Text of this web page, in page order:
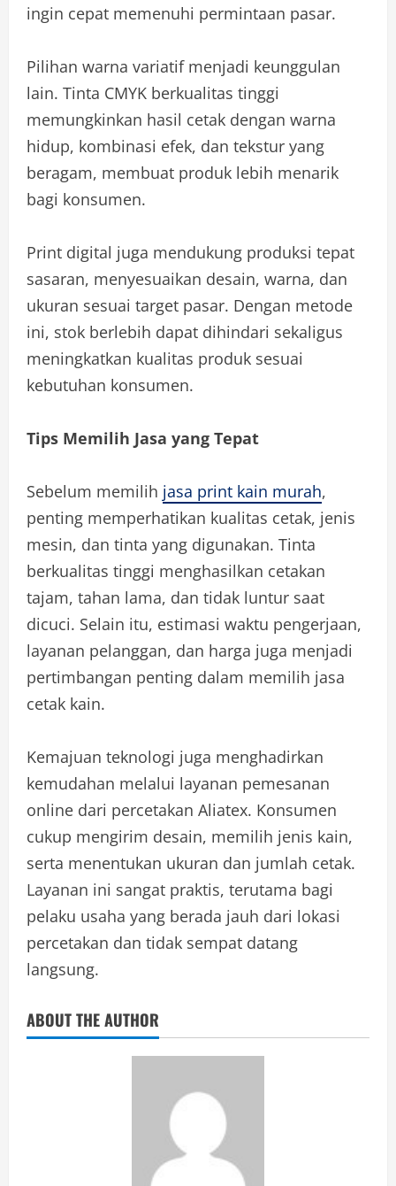
ingin cepat memenuhi permintaan pasar.
Pilihan warna variatif menjadi keunggulan
lain. Tinta CMYK berkualitas tinggi
memungkinkan hasil cetak dengan warna
hidup, kombinasi efek, dan tekstur yang
beragam, membuat produk lebih menarik
bagi konsumen.
Print digital juga mendukung produksi tepat
sasaran, menyesuaikan desain, warna, dan
ukuran sesuai target pasar. Dengan metode
ini, stok berlebih dapat dihindari sekaligus
meningkatkan kualitas produk sesuai
kebutuhan konsumen.
Tips Memilih Jasa yang Tepat
Sebelum memilih jasa print kain murah,
penting memperhatikan kualitas cetak, jenis
mesin, dan tinta yang digunakan. Tinta
berkualitas tinggi menghasilkan cetakan
tajam, tahan lama, dan tidak luntur saat
dicuci. Selain itu, estimasi waktu pengerjaan,
layanan pelanggan, dan harga juga menjadi
pertimbangan penting dalam memilih jasa
cetak kain.
Kemajuan teknologi juga menghadirkan
kemudahan melalui layanan pemesanan
online dari percetakan Aliatex. Konsumen
cukup mengirim desain, memilih jenis kain,
serta menentukan ukuran dan jumlah cetak.
Layanan ini sangat praktis, terutama bagi
pelaku usaha yang berada jauh dari lokasi
percetakan dan tidak sempat datang
langsung.
ABOUT THE AUTHOR